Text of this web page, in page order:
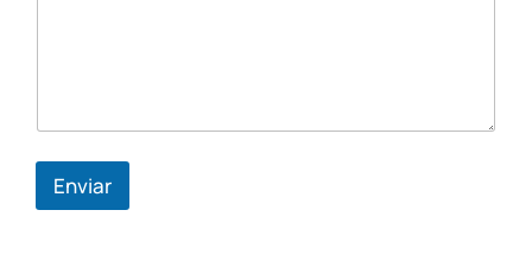
a
e
Enviar